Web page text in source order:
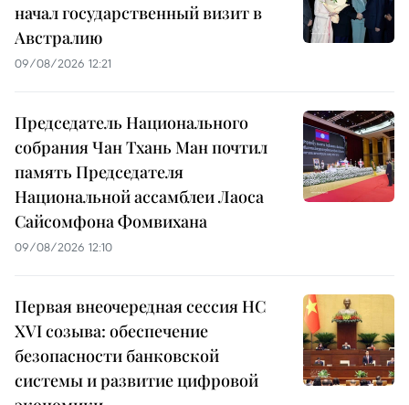
начал государственный визит в
Австралию
09/08/2026 12:21
Председатель Национального
собрания Чан Тхань Ман почтил
память Председателя
Национальной ассамблеи Лаоса
Сайсомфона Фомвихана
09/08/2026 12:10
Первая внеочередная сессия НС
XVI созыва: обеспечение
безопасности банковской
системы и развитие цифровой